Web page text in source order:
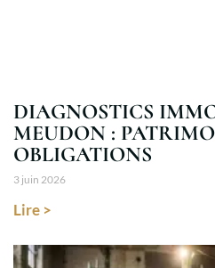
DIAGNOSTICS
MEUDON :
OBLIGATIONS
3 juin 2026
Lire >